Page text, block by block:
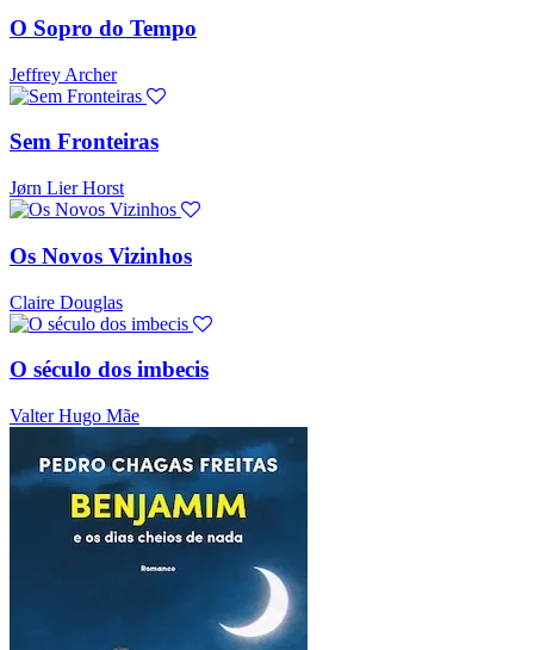
O Sopro do Tempo
Jeffrey Archer
Sem Fronteiras
Jørn Lier Horst
Os Novos Vizinhos
Claire Douglas
O século dos imbecis
Valter Hugo Mãe